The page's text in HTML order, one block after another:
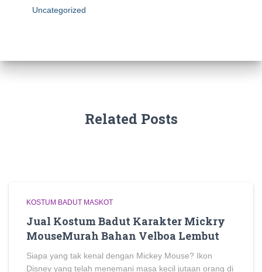
Uncategorized
Related Posts
KOSTUM BADUT MASKOT
Jual Kostum Badut Karakter Mickry
MouseMurah Bahan Velboa Lembut
Siapa yang tak kenal dengan Mickey Mouse? Ikon
Disney yang telah menemani masa kecil jutaan orang di